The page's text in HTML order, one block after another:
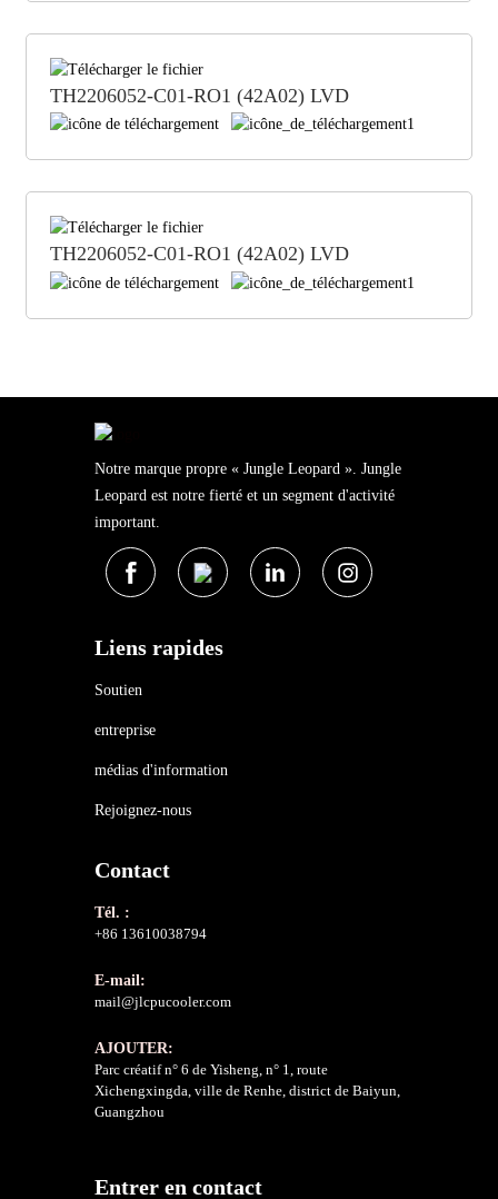
TH2206052-C01-RO1 (42A02) LVD
TH2206052-C01-RO1 (42A02) LVD
Notre marque propre « Jungle Leopard ». Jungle
Leopard est notre fierté et un segment d'activité
important.
Liens rapides
Soutien
entreprise
médias d'information
Rejoignez-nous
Contact
Tél. :
+86 13610038794
E-mail:
mail@jlcpucooler.com
AJOUTER:
Parc créatif n° 6 de Yisheng, n° 1, route
Xichengxingda, ville de Renhe, district de Baiyun,
Guangzhou
Entrer en contact